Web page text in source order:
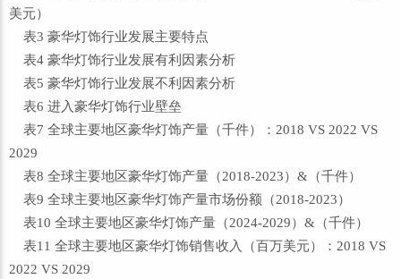
美元）
表3 豪华灯饰行业发展主要特点
表4 豪华灯饰行业发展有利因素分析
表5 豪华灯饰行业发展不利因素分析
表6 进入豪华灯饰行业壁垒
表7 全球主要地区豪华灯饰产量（千件）：2018 VS 2022 VS
2029
表8 全球主要地区豪华灯饰产量（2018-2023）&（千件）
表9 全球主要地区豪华灯饰产量市场份额（2018-2023）
表10 全球主要地区豪华灯饰产量（2024-2029）&（千件）
表11 全球主要地区豪华灯饰销售收入（百万美元）：2018 VS
2022 VS 2029